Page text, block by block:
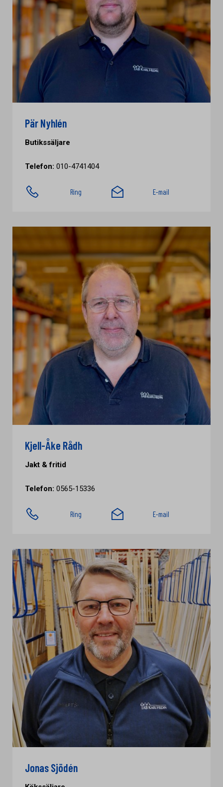
Pär Nyhlén
Butikssäljare
Telefon: 010-4741404
Ring E-mail
Kjell-Åke Rådh
Jakt & fritid
Telefon: 0565-15336
Ring E-mail
Jonas Sjödén